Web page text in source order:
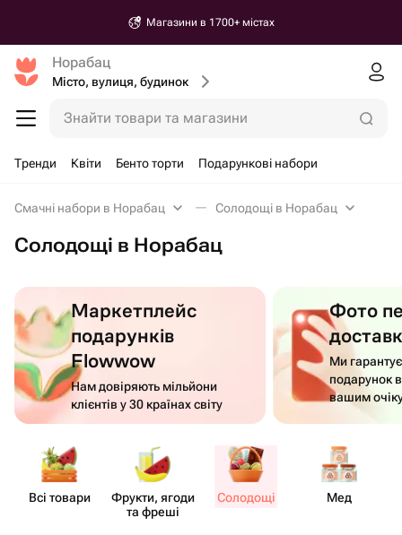
Магазини в 1700+ містах
Норабац
Місто, вулиця, будинок
Знайти товари та магазини
Тренди Квіти Бенто торти Подарункові набори
Смачні набори в Норабац Солодощі в Норабац
Солодощі в Норабац
Маркетплейс
подарунків
Flowwow
Нам довіряють мільйони
клієнтів у 30 країнах світу
Фото
Ми
подарунок
вашим
Всі товари
Фрукти, ягоди
та фреші
Солодощі Мед